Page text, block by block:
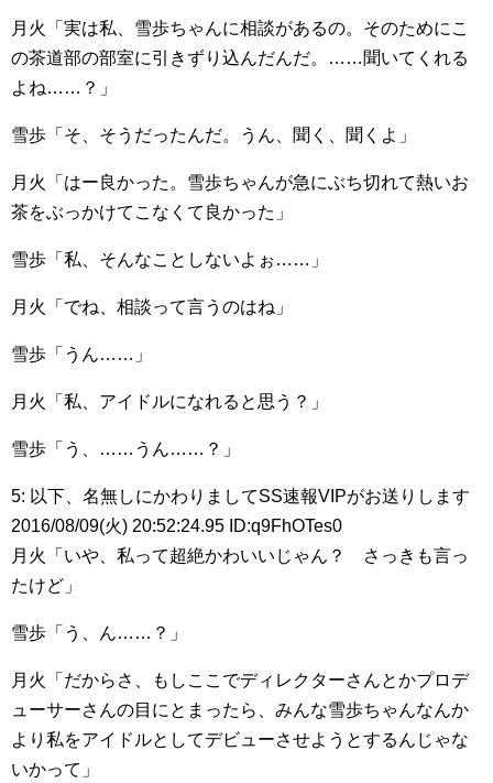
月火「実は私、雪歩ちゃんに相談があるの。そのためにこ
の茶道部の部室に引きずり込んだんだ。……聞いてくれる
よね……？」
雪歩「そ、そうだったんだ。うん、聞く、聞くよ」
月火「はー良かった。雪歩ちゃんが急にぶち切れて熱いお
茶をぶっかけてこなくて良かった」
雪歩「私、そんなことしないよぉ……」
月火「でね、相談って言うのはね」
雪歩「うん……」
月火「私、アイドルになれると思う？」
雪歩「う、……うん……？」
5: 以下、名無しにかわりましてSS速報VIPがお送りします
2016/08/09(火) 20:52:24.95 ID:q9FhOTes0
月火「いや、私って超絶かわいいじゃん？ さっきも言っ
たけど」
雪歩「う、ん……？」
月火「だからさ、もしここでディレクターさんとかプロデ
ューサーさんの目にとまったら、みんな雪歩ちゃんなんか
より私をアイドルとしてデビューさせようとするんじゃな
いかって」